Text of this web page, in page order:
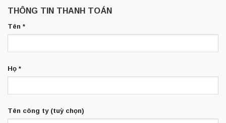
THÔNG TIN THANH TOÁN
Tên *
Họ *
Tên công ty (tuỳ chọn)